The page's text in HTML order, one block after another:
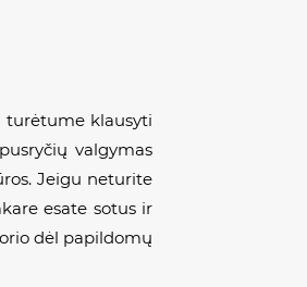
turėtume klausyti
valgymas
Jeigu neturite
esate sotus ir
dėl papildomų